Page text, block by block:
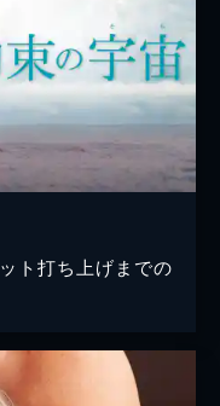
ト打ち上げまでの